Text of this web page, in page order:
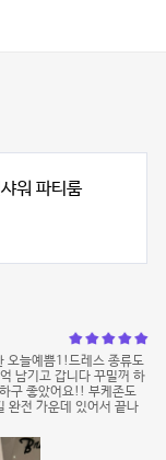
워 파티룸
오늘예쁨1!드레스 종류도
남기고 갑니다 꾸밀꺼 하
구 좋았어요!! 부케존도
완전 가운데 있어서 끝나